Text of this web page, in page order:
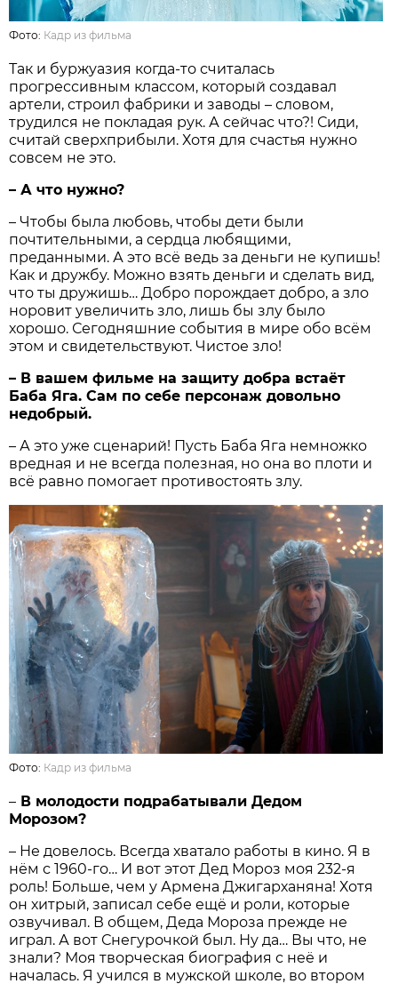
Фото: Кадр из фильма
Так и буржуазия когда-то считалась
прогрессивным классом, который создавал
артели, строил фабрики и заводы – словом,
трудился не покладая рук. А сейчас что?! Сиди,
считай сверхприбыли. Хотя для счастья нужно
совсем не это.
– А что нужно?
– Чтобы была любовь, чтобы дети были
почтительными, а сердца любящими,
преданными. А это всё ведь за день­ги не купишь!
Как и дружбу. Можно взять деньги и сделать вид,
что ты дружишь… Добро порождает добро, а зло
норовит увеличить зло, лишь бы злу было
хорошо. Сегодняшние события в мире обо всём
этом и свидетельствуют. Чистое зло!
– В вашем фильме на защиту добра встаёт
Баба Яга. Сам по себе персонаж довольно
недобрый.
– А это уже сценарий! Пусть Баба Яга немножко
вредная и не всегда полезная, но она во плоти и
всё равно помогает противостоять злу.
Фото: Кадр из фильма
– В молодости подрабатывали Дедом
Морозом?
– Не довелось. Всегда хватало работы в кино. Я в
нём с 1960-го… И вот этот Дед Мороз моя 232-я
роль! Больше, чем у Армена Джигарханяна! Хотя
он хитрый, записал себе ещё и роли, которые
озвучивал. В общем, Деда Мороза прежде не
играл. А вот Снегурочкой был. Ну да… Вы что, не
знали? Моя творческая биография с неё и
началась. Я учился в мужской школе, во втором